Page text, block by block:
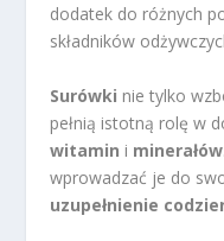
dodatek do różnych
składników
Surówki nie tylko
pełnią istotną rolę w
witamin i minerałów
wprowadzać je do
uzupełnienie